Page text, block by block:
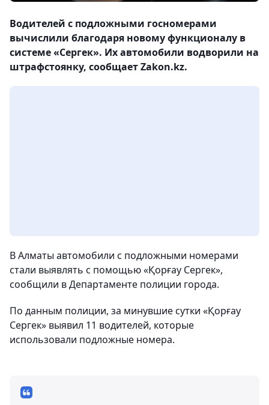
Водителей с подложными госномерами
вычислили благодаря новому функционалу в
системе «Сергек». Их автомобили водворили на
штрафстоянку, сообщает Zakon.kz.
В Алматы автомобили с подложными номерами
стали выявлять с помощью «Қорғау Сергек»,
сообщили в Департаменте полиции города.
По данным полиции, за минувшие сутки «Қорғау
Сергек» выявил 11 водителей, которые
использовали подложные номера.